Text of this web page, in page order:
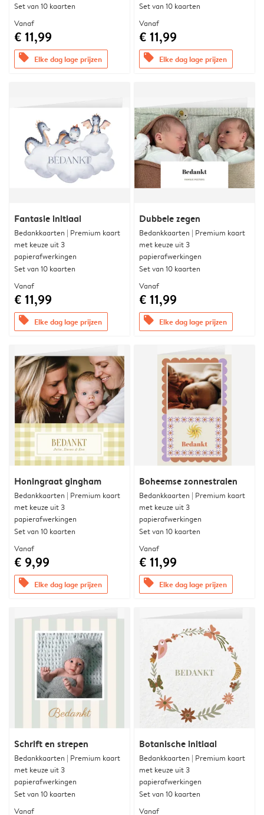
Set van 10 kaarten
Vanaf
€ 11,99
offers Elke dag lage prijzen
Set van 10 kaarten
Vanaf
€ 11,99
offers Elke dag lage prijzen
Fantasie initiaal
Bedankkaarten | Premium kaart
met keuze uit 3
papierafwerkingen
Set van 10 kaarten
Vanaf
€ 11,99
offers Elke dag lage prijzen
Dubbele zegen
Bedankkaarten | Premium kaart
met keuze uit 3
papierafwerkingen
Set van 10 kaarten
Vanaf
€ 11,99
offers Elke dag lage prijzen
Honingraat gingham
Bedankkaarten | Premium kaart
met keuze uit 3
papierafwerkingen
Set van 10 kaarten
Vanaf
€ 9,99
offers Elke dag lage prijzen
Boheemse zonnestralen
Bedankkaarten | Premium kaart
met keuze uit 3
papierafwerkingen
Set van 10 kaarten
Vanaf
€ 11,99
offers Elke dag lage prijzen
Schrift en strepen
Bedankkaarten | Premium kaart
met keuze uit 3
papierafwerkingen
Set van 10 kaarten
Vanaf
Botanische initiaal
Bedankkaarten | Premium kaart
met keuze uit 3
papierafwerkingen
Set van 10 kaarten
Vanaf